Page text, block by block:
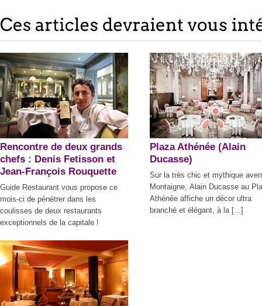
Rencontre de deux grands
chefs : Denis Fetisson et
Jean-François Rouquette
Guide Restaurant vous propose ce
mois-ci de pénétrer dans les
coulisses de deux restaurants
exceptionnels de la capitale !
Plaza Athénée (Alain
Ducasse)
Sur la très chic et mythique
Montaigne, Alain Ducasse au
Athénée affiche un décor ultra
branché et élégant, à la [...]